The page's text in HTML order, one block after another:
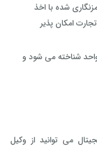
شده با اخذ
امکان پذیر
شناخته می شود و
می توانید از وکیل